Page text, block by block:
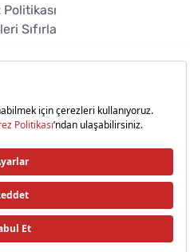
Politikası
Sıfırla
Tüm hakları saklıdır.